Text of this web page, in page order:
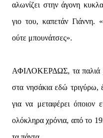
αλωνίζει στην άγονη
γιο του, καπετάν Γιάννη.
ούτε μπουνάτσες».
ΑΦΙΛΟΚΕΡΔΩΣ, τα παλιά
στα νησάκια εδώ
για να μεταφέρει όποιον
ολόκληρα χρόνια, από το